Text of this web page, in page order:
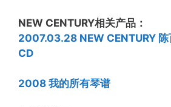
NEW CENTURY相关产品：
2007.03.28 NEW CENTURY
CD
2008 我的所有琴谱